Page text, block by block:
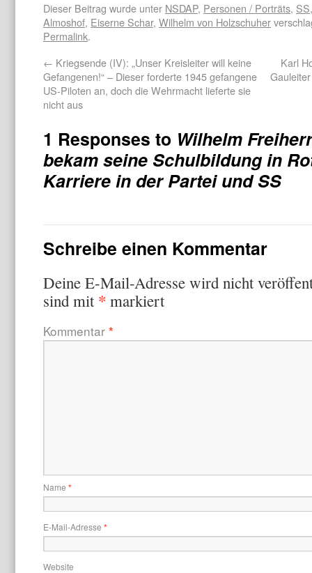
Dieser Beitrag wurde unter NSDAP, Personen / Porträts, SS
Almoshof, Eiserne Schar, Wilhelm von Holzschuher
Permalink.
← Kriegsende (IV): „Unser Kreisleiter will keine
Gefangenen!“ – Dieser forderte 1945 gefangene
US-Piloten an, doch die Wehrmacht lieferte sie
nicht aus
Karl
1 Responses to Wilhelm
bekam seine Schulbildung in
Karriere in der Partei und SS
Schreibe einen Kommentar
Deine E-Mail-Adresse wird nicht
sind mit * markiert
Kommentar *
Name *
E-Mail-Adresse *
Website